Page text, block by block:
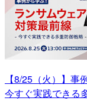
【8/25（火）】
今すぐ実践できる